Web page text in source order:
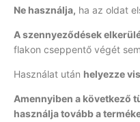
Ne használja, ha az oldat
A szennyeződések
flakon cseppentő végét
Használat után helyezze
Amennyiben a következő
használja tovább a